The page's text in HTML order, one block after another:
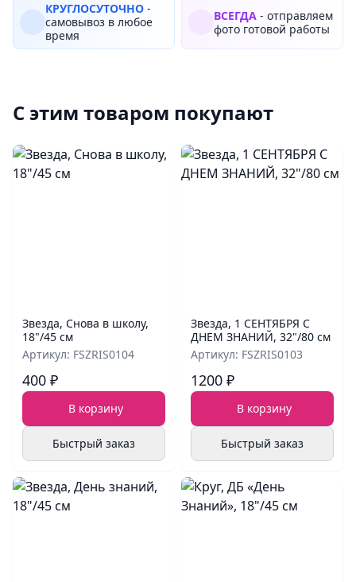
КРУГЛОСУТОЧНО -
самовывоз в любое
время
ВСЕГДА - отправляем
фото готовой работы
С этим товаром покупают
Звезда, Снова в школу,
18"/45 см
Артикул: FSZRIS0104
400 ₽
В корзину
Быстрый заказ
Звезда, 1 СЕНТЯБРЯ С
ДНЕМ ЗНАНИЙ, 32"/80 см
Артикул: FSZRIS0103
1200 ₽
В корзину
Быстрый заказ